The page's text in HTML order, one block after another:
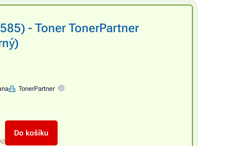
- Toner TonerPartner
TonerPartner
Do košíku